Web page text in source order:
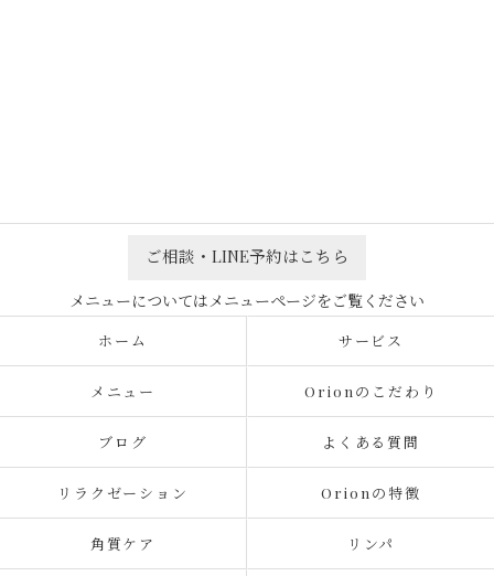
ご相談・LINE予約はこちら
ホーム サービス
メニュー Orionのこだわり
ブログ よくある質問
リラクゼーション Orionの特徴
角質ケア リンパ